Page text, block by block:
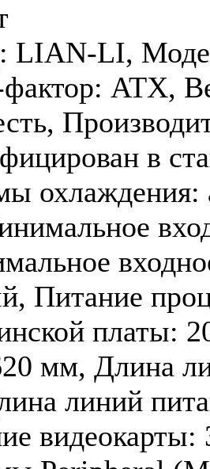
LIAN-LI,
ATX,
в
Питание
платы:
мм, Длина
линий